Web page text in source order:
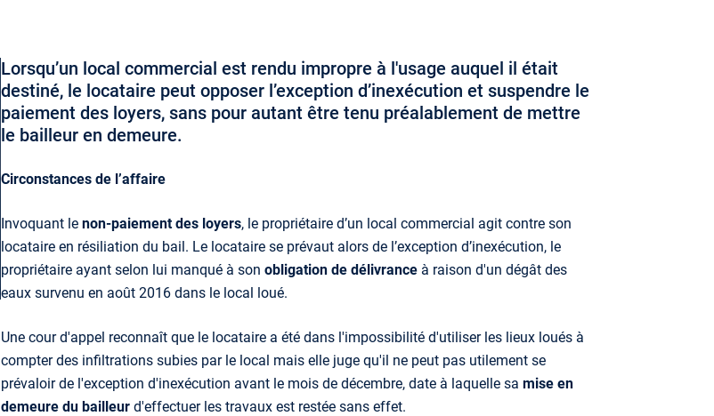
Lorsqu’un local commercial est rendu impropre à l'usage auquel il était
destiné, le locataire peut opposer l’exception d’inexécution et suspendre le
paiement des loyers, sans pour autant être tenu préalablement de mettre
le bailleur en demeure.
Circonstances de l’affaire
Invoquant lenon-paiement des loyers, le propriétaire d’un local commercial agit contre son
locataire en résiliation du bail. Le locataire se prévaut alors de l’exception d’inexécution, le
propriétaire ayant selon lui manqué à sonobligation de délivrance à raison d'un dégât des
eaux survenu en août 2016 dans le local loué.
Une cour d'appel reconnaît que le locataire a été dans l'impossibilité d'utiliser les lieux loués à
compter des infiltrations subies par le local mais elle juge qu'il ne peut pas utilement se
prévaloir de l'exception d'inexécution avant le mois de décembre, date à laquelle samise en
demeure du bailleur d'effectuer les travaux est restée sans effet.